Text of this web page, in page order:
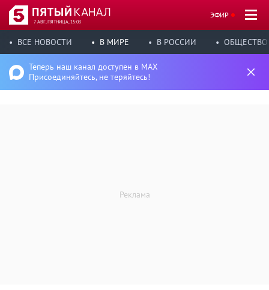
7 АВГ, ПЯТНИЦА, 15:03
ЭФИР
ВСЕ НОВОСТИ В МИРЕ В РОССИИ ОБЩЕСТВО
Теперь наш канал доступен в MAX
Присоединяйтесь, не теряйтесь!